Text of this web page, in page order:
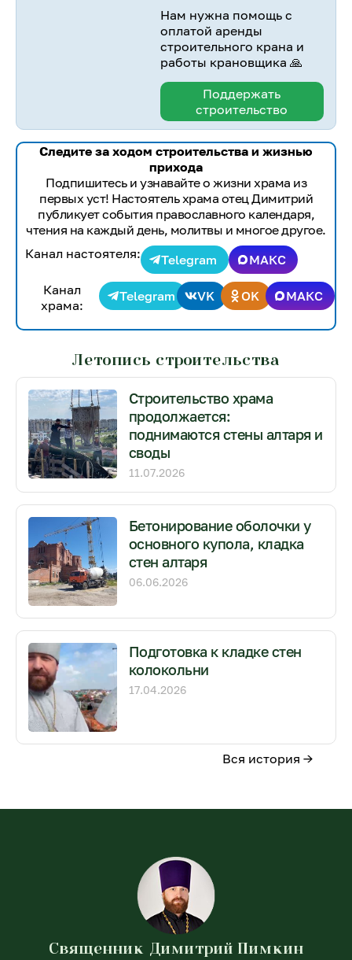
Нам нужна помощь с
оплатой аренды
строительного крана и
работы крановщика 🙏
Поддержать
строительство
Следите за ходом строительства и жизнью
прихода
Подпишитесь и узнавайте о жизни храма из
первых уст! Настоятель храма отец Димитрий
публикует события православного календаря,
чтения на каждый день, молитвы и многое другое.
Канал настоятеля:
Telegram
МАКС
Канал
храма:
Telegram VK OK МАКС
Летопись строительства
Строительство храма
продолжается:
поднимаются стены алтаря и
своды
11.07.2026
Бетонирование оболочки у
основного купола, кладка
стен алтаря
06.06.2026
Подготовка к кладке стен
колокольни
17.04.2026
Вся история →
Священник Димитрий Пимкин